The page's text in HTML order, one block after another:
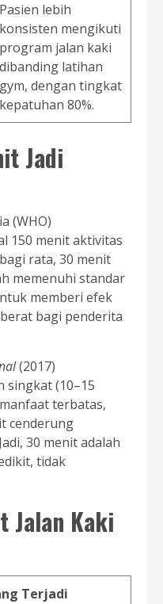
Pasien lebih
konsisten mengikuti
program jalan kaki
dibanding latihan
gym, dengan tingkat
kepatuhan 80%.
Jadi
(WHO)
150 menit aktivitas
rata, 30 menit
memenuhi standar
memberi efek
bagi penderita
(2017)
singkat (10–15
terbatas,
cenderung
30 menit adalah
tidak
Jalan Kaki
Terjadi